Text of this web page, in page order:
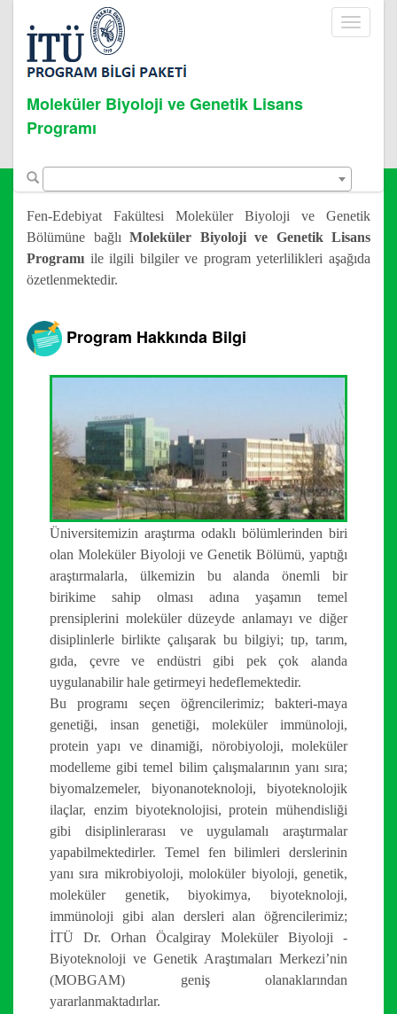
Toggle
Moleküler Biyoloji ve Genetik Lisans
Programı
Fen-Edebiyat Fakültesi Moleküler Biyoloji ve Genetik
Bölümüne bağlı Moleküler Biyoloji ve Genetik Lisans
Programı ile ilgili bilgiler ve program yeterlilikleri aşağıda
özetlenmektedir.
Program Hakkında Bilgi
Üniversitemizin araştırma odaklı bölümlerinden biri
olan Moleküler Biyoloji ve Genetik Bölümü, yaptığı
araştırmalarla, ülkemizin bu alanda önemli bir
birikime sahip olması adına yaşamın temel
prensiplerini moleküler düzeyde anlamayı ve diğer
disiplinlerle birlikte çalışarak bu bilgiyi; tıp, tarım,
gıda, çevre ve endüstri gibi pek çok alanda
uygulanabilir hale getirmeyi hedeflemektedir.
Bu programı seçen öğrencilerimiz; bakteri-maya
genetiği, insan genetiği, moleküler immünoloji,
protein yapı ve dinamiği, nörobiyoloji, moleküler
modelleme gibi temel bilim çalışmalarının yanı sıra;
biyomalzemeler, biyonanoteknoloji, biyoteknolojik
ilaçlar, enzim biyoteknolojisi, protein mühendisliği
gibi disiplinlerarası ve uygulamalı araştırmalar
yapabilmektedirler. Temel fen bilimleri derslerinin
yanı sıra mikrobiyoloji, moloküler biyoloji, genetik,
moleküler genetik, biyokimya, biyoteknoloji,
immünoloji gibi alan dersleri alan öğrencilerimiz;
İTÜ Dr. Orhan Öcalgiray Moleküler Biyoloji -
Biyoteknoloji ve Genetik Araştımaları Merkezi’nin
(MOBGAM) geniş olanaklarından
yararlanmaktadırlar.